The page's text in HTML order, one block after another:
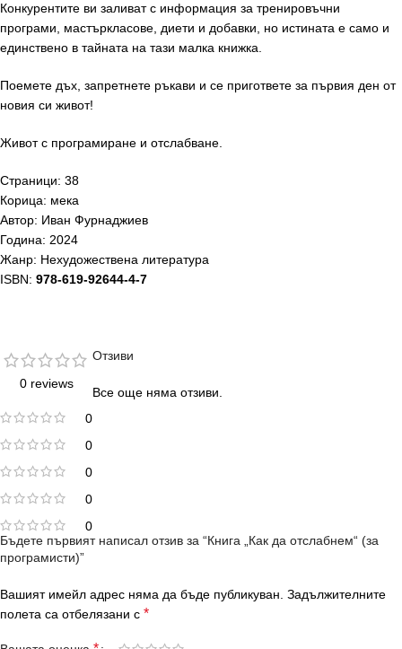
Конкурентите ви заливат с информация за тренировъчни
програми, мастъркласове, диети и добавки, но истината е само и
единствено в тайната на тази малка книжка.
Поемете дъх, запретнете ръкави и се пригответе за първия ден от
новия си живот!
Живот с програмиране и отслабване.
Страници: 38
Корица: мека
Автор: Иван Фурнаджиев
Година: 2024
Жанр: Нехудожествена литература
ISBN: 978-619-92644-4-7
0 reviews
0
0
0
0
0
Отзиви
Все още няма отзиви.
Бъдете първият написал отзив за “Книга „Как да отслабнем“ (за
програмисти)”
Вашият имейл адрес няма да бъде публикуван. Задължителните
полета са отбелязани с *